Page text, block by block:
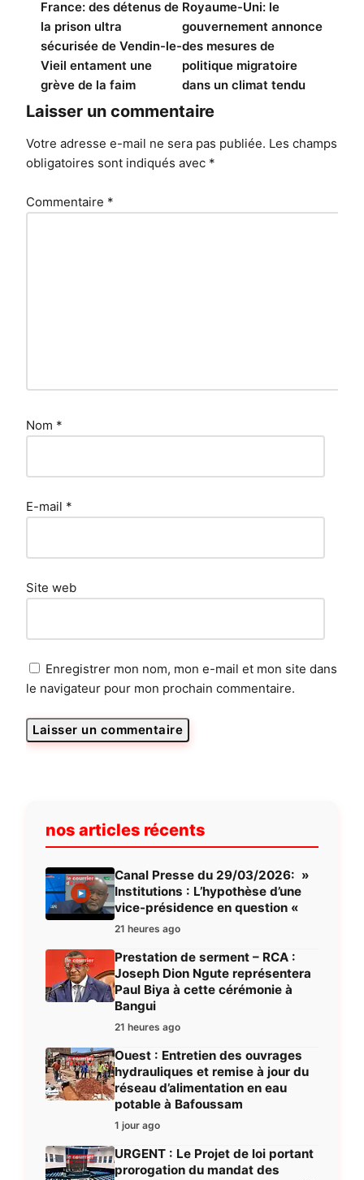
de
l’article
France: des détenus de
la prison ultra
sécurisée de Vendin-le-
Vieil entament une
grève de la faim
Royaume-Uni: le
gouvernement annonce
des mesures de
politique migratoire
dans un climat tendu
Laisser un commentaire
Votre adresse e-mail ne sera pas publiée. Les champs
obligatoires sont indiqués avec *
Commentaire *
Nom *
E-mail *
Site web
Enregistrer mon nom, mon e-mail et mon site dans
le navigateur pour mon prochain commentaire.
nos articles récents
Canal Presse du 29/03/2026: »
Institutions : L’hypothèse d’une
vice-présidence en question «
21 heures ago
Prestation de serment – RCA :
Joseph Dion Ngute représentera
Paul Biya à cette cérémonie à
Bangui
21 heures ago
Ouest : Entretien des ouvrages
hydrauliques et remise à jour du
réseau d’alimentation en eau
potable à Bafoussam
1 jour ago
URGENT : Le Projet de loi portant
prorogation du mandat des